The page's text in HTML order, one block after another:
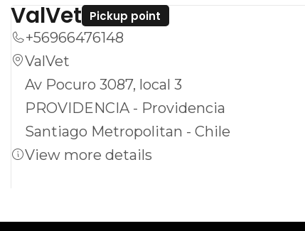
ValVet Pickup point
+56966476148
ValVet
Av Pocuro 3087, local 3
PROVIDENCIA - Providencia
Santiago Metropolitan - Chile
View more details